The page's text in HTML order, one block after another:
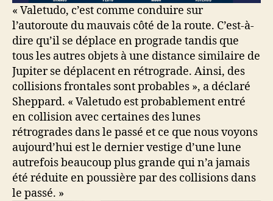
« Valetudo, c’est comme conduire sur
l’autoroute du mauvais côté de la route. C’est-à-
dire qu’il se déplace en prograde tandis que
tous les autres objets à une distance similaire de
Jupiter se déplacent en rétrograde. Ainsi, des
collisions frontales sont probables », a déclaré
Sheppard. « Valetudo est probablement entré
en collision avec certaines des lunes
rétrogrades dans le passé et ce que nous voyons
aujourd’hui est le dernier vestige d’une lune
autrefois beaucoup plus grande qui n’a jamais
été réduite en poussière par des collisions dans
le passé. »